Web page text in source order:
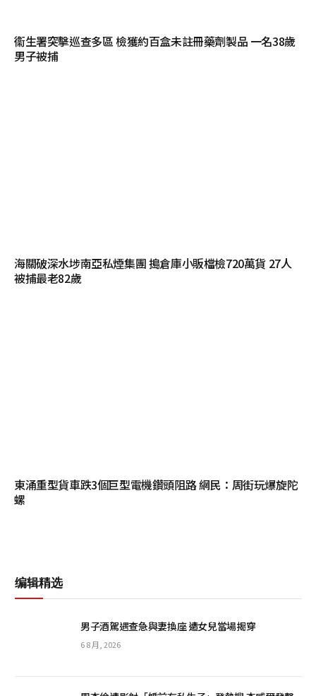
衞生署突擊巡查多區 檢獲約百盒未註冊藥劑製品 一名38歲
男子被捕
海關破深水埗南亞私煙集團 搗倉庫小販檔檢720萬貨 27人
被捕最老82歲
東涌重型貨車跌3個巨型電機鑽頭阻路 網民：周街玩爆旋陀
螺
编辑精选
男子酒駕遇查急與妻換座 遭女兒當場揭穿
6 8 月, 2026